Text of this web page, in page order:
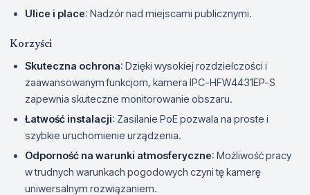
Ulice i place: Nadzór nad miejscami publicznymi.
Korzyści
Skuteczna ochrona: Dzięki wysokiej rozdzielczości i
zaawansowanym funkcjom, kamera IPC-HFW4431EP-S
zapewnia skuteczne monitorowanie obszaru.
Łatwość instalacji: Zasilanie PoE pozwala na proste i
szybkie uruchomienie urządzenia.
Odporność na warunki atmosferyczne: Możliwość pracy
w trudnych warunkach pogodowych czyni tę kamerę
uniwersalnym rozwiązaniem.